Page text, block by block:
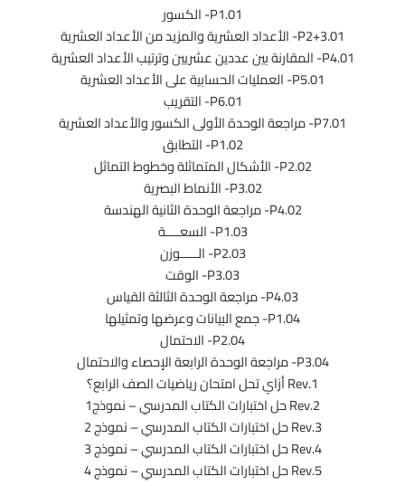
01.P1- الكسور
01.P2+3- الأعداد العشرية والمزيد من الأعداد العشرية
01.P4- المقارنة بين عددين عشريين وترتيب الأعداد العشرية
01.P5- العمليات الحسابية على الأعداد العشرية
01.P6- التقريب
01.P7- مراجعة الوحدة الأولى الكسور والأعداد العشرية
02.P1- التطابق
02.P2- الأشكال المتماثلة وخطوط التماثل
02.P3- الأنماط البصرية
02.P4- مراجعة الوحدة الثانية الهندسة
03.P1- السعــــة
03.P2- الـــــوزن
03.P3- الوقت
03.P4- مراجعة الوحدة الثالثة القياس
04.P1- جمع البيانات وعرضها وتمثيلها
04.P2- الاحتمال
04.P3- مراجعة الوحدة الرابعة الإحصاء والاحتمال
Rev.1 أزاي تحل امتحان رياضيات الصف الرابع؟
Rev.2 حل اختبارات الكتاب المدرسي – نموذج1
Rev.3 حل اختبارات الكتاب المدرسي – نموذج 2
Rev.4 حل اختبارات الكتاب المدرسي – نموذج 3
Rev.5 حل اختبارات الكتاب المدرسي – نموذج 4